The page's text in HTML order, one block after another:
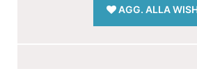
AGG. ALLA